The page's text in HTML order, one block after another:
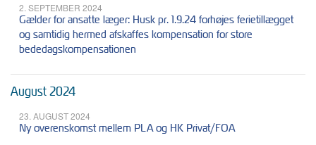
2. SEPTEMBER 2024
Gælder for ansatte læger: Husk pr. 1.9.24 forhøjes ferietillægget
og samtidig hermed afskaffes kompensation for store
bededagskompensationen
August 2024
23. AUGUST 2024
Ny overenskomst mellem PLA og HK Privat/FOA